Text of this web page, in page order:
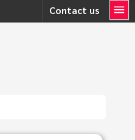
Contact us